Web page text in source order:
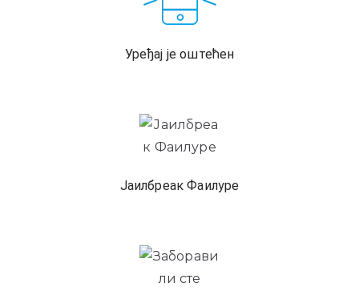
Уређај је оштећен
Јаилбреак Фаилуре